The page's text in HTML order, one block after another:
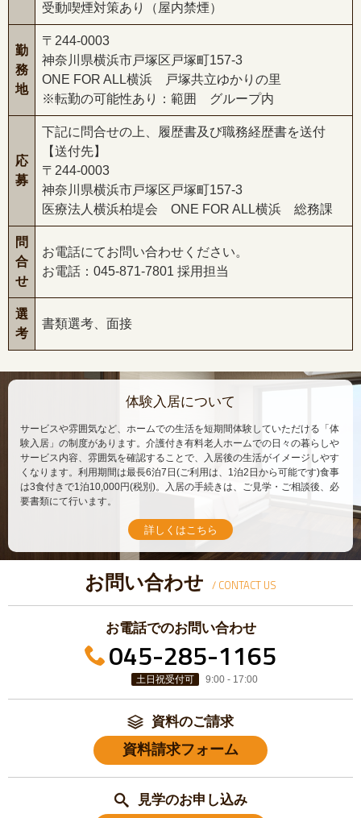
受動喫煙対策あり（屋内禁煙）
勤
務
地
〒244-0003
神奈川県横浜市戸塚区戸塚町157-3
ONE FOR ALL横浜 戸塚共立ゆかりの里
※転勤の可能性あり：範囲 グループ内
応
募
下記に問合せの上、履歴書及び職務経歴書を送付
【送付先】
〒244-0003
神奈川県横浜市戸塚区戸塚町157-3
医療法人横浜柏堤会 ONE FOR ALL横浜 総務課
問
合
せ
お電話にてお問い合わせください。
お電話：045-871-7801 採用担当
選
考
書類選考、面接
体験入居について
サービスや雰囲気など、ホームでの生活を短期間体験していただける「体
験入居」の制度があります。介護付き有料老人ホームでの日々の暮らしや
サービス内容、雰囲気を確認することで、入居後の生活がイメージしやす
くなります。利用期間は最長6泊7日(ご利用は、1泊2日から可能です)食事
は3食付きで1泊10,000円(税別)。入居の手続きは、ご見学・ご相談後、必
要書類にて行います。
詳しくはこちら
お問い合わせ / CONTACT US
お電話でのお問い合わせ
045-285-1165
土日祝受付可 9:00 - 17:00
資料のご請求
資料請求フォーム
見学のお申し込み